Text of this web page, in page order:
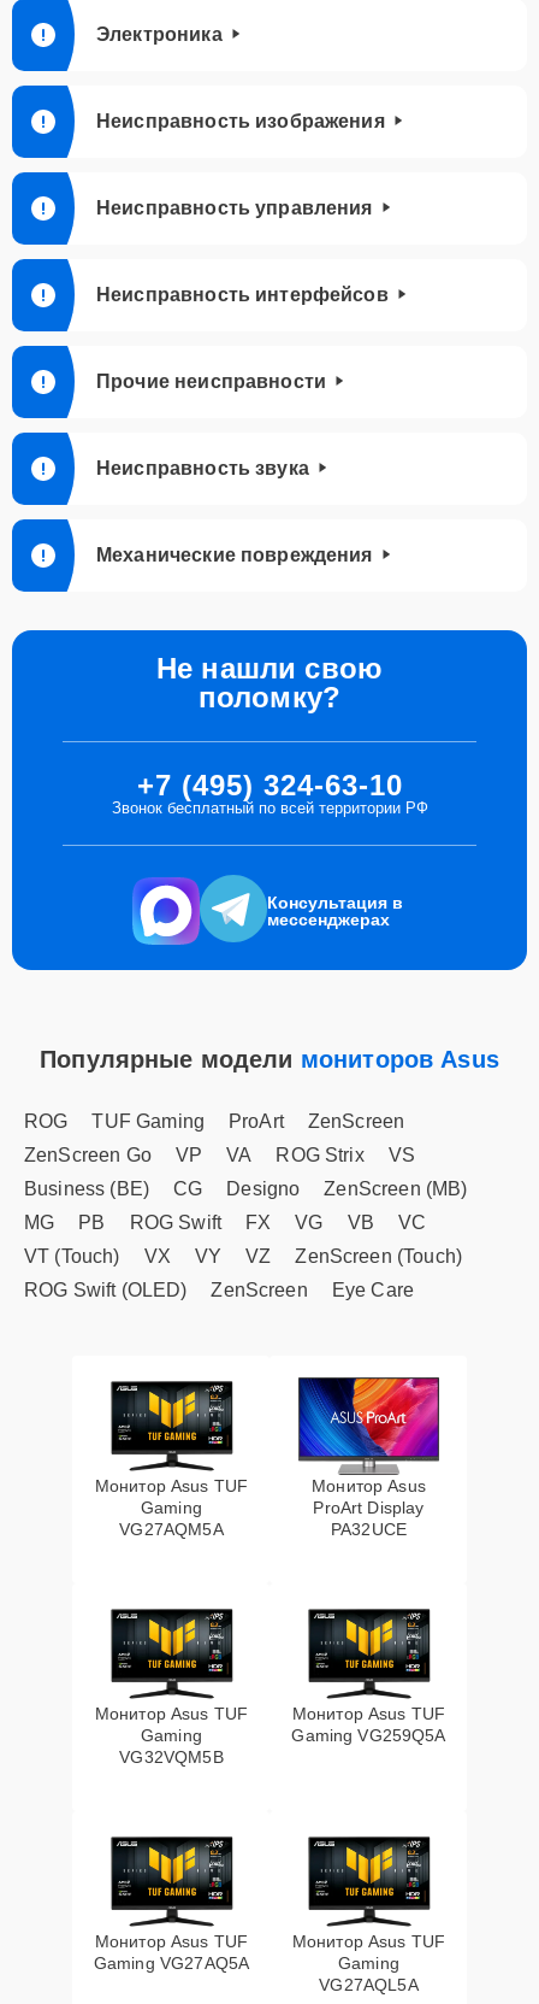
Электроника
Неисправность изображения
Неисправность управления
Неисправность интерфейсов
Прочие неисправности
Неисправность звука
Механические повреждения
Не нашли свою
поломку?
+7 (495) 324-63-10
Звонок бесплатный по всей территории РФ
Консультация в
мессенджерах
Популярные модели мониторов Asus
ROG TUF Gaming ProArt
ZenScreen
ZenScreen Go
VP VA ROG Strix
VS
Business (BE)
CG Designo
ZenScreen (MB)
MG
PB ROG Swift FX VG VB
VC
VT (Touch)
VX VY VZ
ZenScreen (Touch)
ROG Swift (OLED)
ZenScreen Eye Care
Монитор Asus TUF
Gaming
VG27AQM5A
Монитор Asus
ProArt Display
PA32UCE
Монитор Asus TUF
Gaming
VG32VQM5B
Монитор Asus TUF
Gaming VG259Q5A
Монитор Asus TUF
Gaming VG27AQ5A
Монитор Asus TUF
Gaming
VG27AQL5A